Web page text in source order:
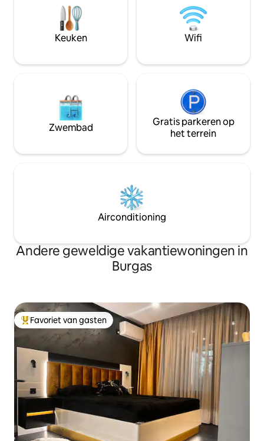
minuten lopen van de zee of het
centrum van Burgas. Geschikt voor
koppels, reizigers en mensen die
houden van schone lucht,
vogels kijken in het hart van Vic Pontica.
tijdverdrijf laten
in het centrum
van de
bereikbaar vanaf
Keuken Wifi
Zwembad
Gratis parkeren op
het terrein
Airconditioning
Andere geweldige vakantiewoningen in
Burgas
Topfavoriet van gasten
Favoriet van gasten